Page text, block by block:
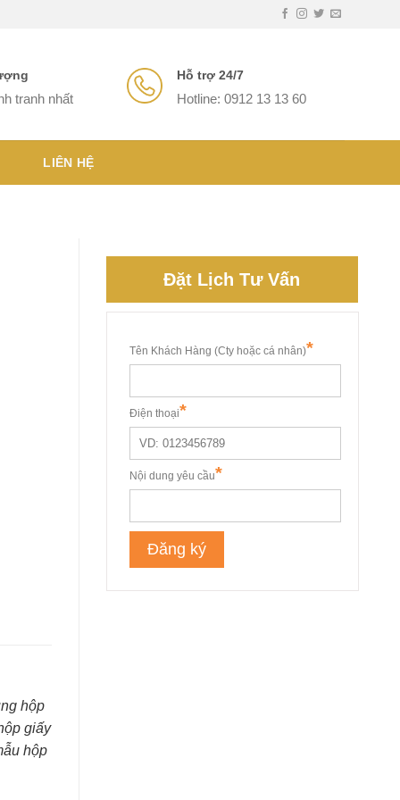
tranh nhất
Hỗ trợ 24/7
Hotline: 0912 13 13 60
LIÊN HỆ
Đặt Lịch Tư Vấn
hộp
giấy
hộp